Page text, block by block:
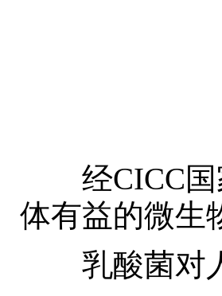
经CICC国
体有益的微生
乳酸菌对